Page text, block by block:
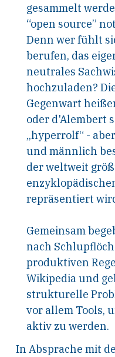
gesammelt
“open source”
Denn wer fühlt
berufen, das
neutrales
hochzuladen?
Gegenwart
oder d'Alembert
„hyperrolf“ -
und männlich
der weltweit
repräsentiert
Gemeinsam
nach
produktiven
Wikipedia und
strukturelle
vor allem Tools,
aktiv zu werden.
In Absprache mit